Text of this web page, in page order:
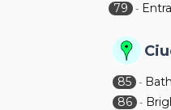
79
-
85 - Bath
86 -